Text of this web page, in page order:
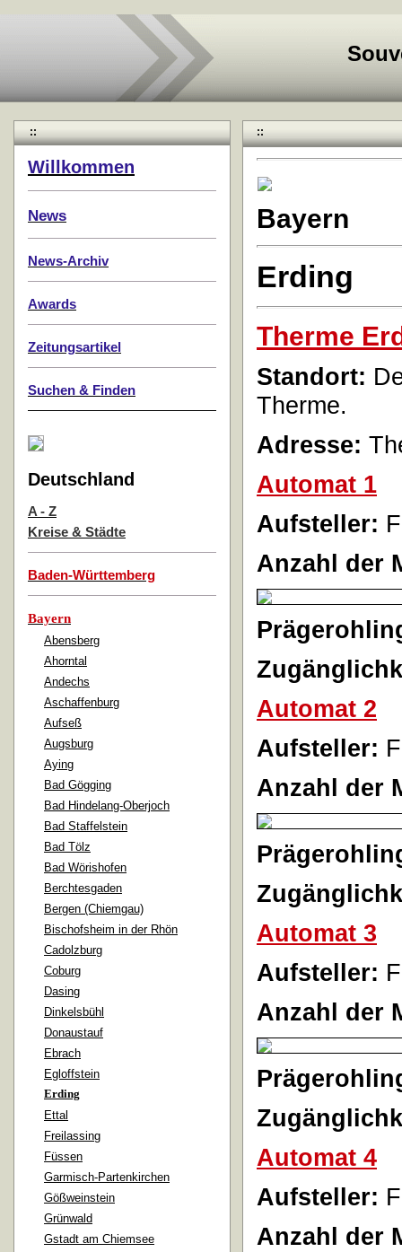
::
Willkommen
News
News-Archiv
Awards
Zeitungsartikel
Suchen & Finden
Deutschland
A - Z
Kreise & Städte
Baden-Württemberg
Bayern
Abensberg
Ahorntal
Andechs
Aschaffenburg
Aufseß
Augsburg
Aying
Bad Gögging
Bad Hindelang-Oberjoch
Bad Staffelstein
Bad Tölz
Bad Wörishofen
Berchtesgaden
Bergen (Chiemgau)
Bischofsheim in der Rhön
Cadolzburg
Coburg
Dasing
Dinkelsbühl
Donaustauf
Ebrach
Egloffstein
Erding
Ettal
Freilassing
Füssen
Garmisch-Partenkirchen
Gößweinstein
Grünwald
Gstadt am Chiemsee
::
Bayern
Erding
Therme
Standort:
Therme.
Adresse:
Automat 1
Aufsteller:
Anzahl der
Automat 2
Aufsteller:
Anzahl der
Automat 3
Aufsteller:
Anzahl der
Automat 4
Aufsteller:
Anzahl der